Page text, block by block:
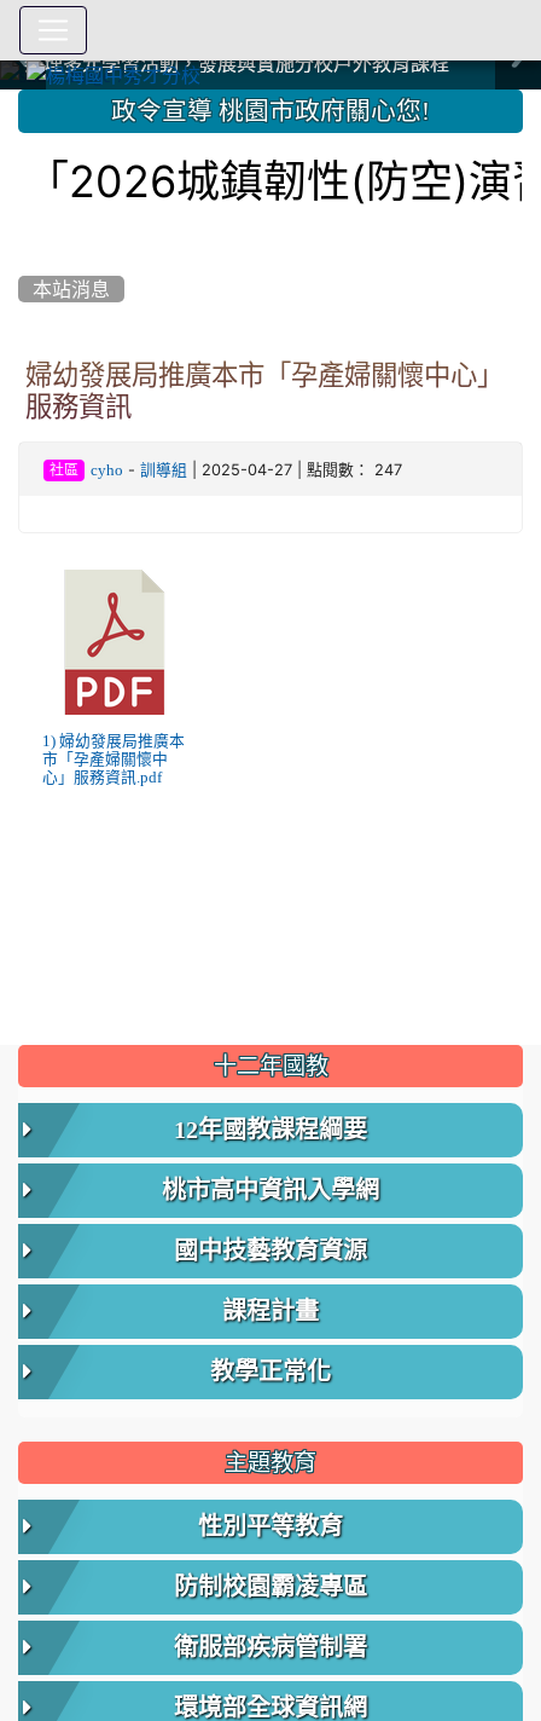
中國信託商業銀行 2023.04.22 愛傳球計畫
中國信託商業銀行 2023.04.22 愛傳球計畫
辦理多元學習活動，發展與實施分校戶外教育課程
辦理多元學習活動，發展與實施分校戶外教育課程
爭取社會資源，傳愛與溫暖：2024.3.19 桃園市家長會與桃
園女子美容商業童也工會義剪活動
爭取社會資源，傳愛與溫暖：2024.3.19 桃園市家長會與桃
園女子美容商業童也工會義剪活動
112學年度畢業學生與師長合照
112學年度畢業學生與師長合照
辦理多元學習活動，發展與實施分校戶外教育課程
辦理多元學習活動，發展與實施分校戶外教育課程
爭取社會資源，傳愛與溫暖：110.12.22 國際獅子會與本校
師生歲末感恩活動
爭取社會資源，傳愛與溫暖：110.12.22 國際獅子會與本校
師生歲末感恩活動
爭取社會資源，傳愛與溫暖：110.12.22 國際獅子會贈送本
校學生耶誕禮物
爭取社會資源，傳愛與溫暖：110.12.22 國際獅子會贈送本
校學生耶誕禮物
112.9.27參觀客家博覽會
112.9.27參觀客家博覽會
2023.12.27 國際獅子會贈送本校學生耶誕禮物
2023.12.27 國際獅子會贈送本校學生耶誕禮物
2023.12.27 國際獅子會贊助本校學生獎助學金
2023.12.27 國際獅子會贊助本校學生獎助學金
2023.12.27 聖誕感恩歌謠競賽；本校師生與國際獅子會獅
兄、師姐同樂
2023.12.27 聖誕感恩歌謠競賽；本校師生與國際獅子會獅
兄、師姐同樂
建置優質學習空間；合作互惠，建立良善公共關係
建置優質學習空間；合作互惠，建立良善公共關係
::: 政令宣導 桃園市政府關心您!
城鎮韌性(防空)演習」
本站消息
婦幼發展局推廣本市「孕產婦關懷中心」
服務資訊
社區 cyho - 訓導組 | 2025-04-27 | 點閱數： 247
1) 婦幼發展局推廣本
市「孕產婦關懷中
心」服務資訊.pdf
::: 十二年國教
12年國教課程綱要
桃市高中資訊入學網
國中技藝教育資源
課程計畫
教學正常化
主題教育
性別平等教育
防制校園霸凌專區
衛服部疾病管制署
環境部全球資訊網